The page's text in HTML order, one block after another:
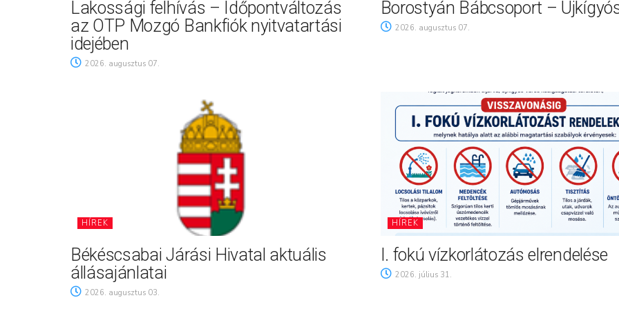
Lakossági felhívás – Időpontváltozás
az OTP Mozgó Bankfiók nyitvatartási
idejében
2026. augusztus 07.
Borostyán Bábcsoport –
2026. augusztus 07.
HÍREK
Békéscsabai Járási Hivatal aktuális
állásajánlatai
2026. augusztus 03.
HÍREK
I. fokú vízkorlátozás elrendelése
2026. július 31.